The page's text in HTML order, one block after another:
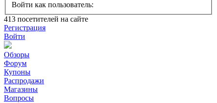
Войти как пользователь:
413 посетителей на сайте
Регистрация
Войти
Обзоры
Форум
Купоны
Распродажи
Магазины
Вопросы